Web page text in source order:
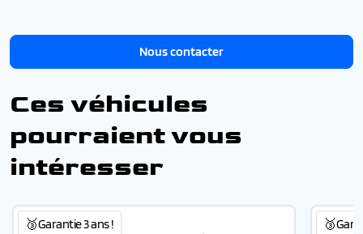
Nous contacter
Ces véhicules
pourraient vous
intéresser
🥉Garantie 3 ans !